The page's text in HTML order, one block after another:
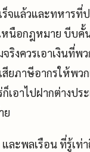
ร็จแล้วและทหาร
หนือกฎหมาย บีบ
งควรเอาเงินที่
ภาษีอากรให้พว
ก็เอาไปฝากต่าง
ย
ะพลเรือน ที่รู้เท่